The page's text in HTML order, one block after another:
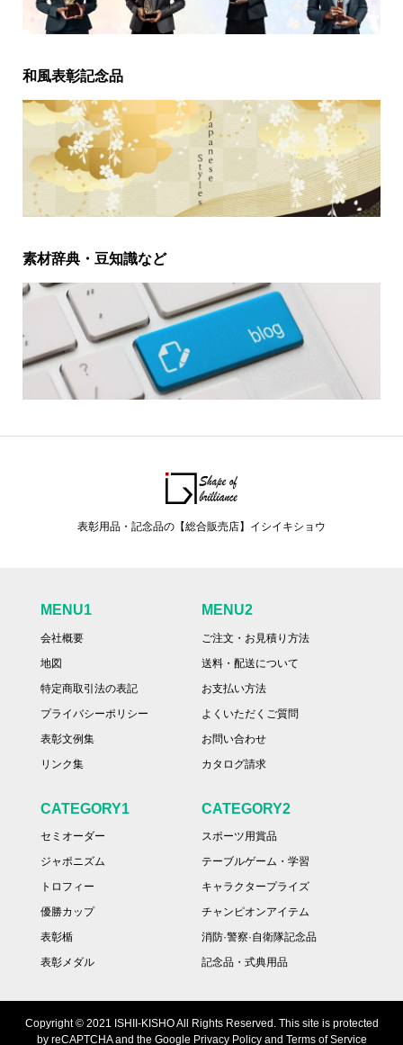
和風表彰記念品
素材辞典・豆知識など
表彰用品・記念品の【総合販売店】イシイキショウ
MENU1
会社概要
地図
特定商取引法の表記
プライバシーポリシー
表彰文例集
リンク集
MENU2
ご注文・お見積り方法
送料・配送について
お支払い方法
よくいただくご質問
お問い合わせ
カタログ請求
CATEGORY1
セミオーダー
ジャポニズム
トロフィー
優勝カップ
表彰楯
表彰メダル
CATEGORY2
スポーツ用賞品
テーブルゲーム・学習
キャラクタープライズ
チャンピオンアイテム
消防·警察·自衛隊記念品
記念品・式典用品
Copyright © 2021 ISHII-KISHO All Rights Reserved. This site is protected
by reCAPTCHA and the Google Privacy Policy and Terms of Service